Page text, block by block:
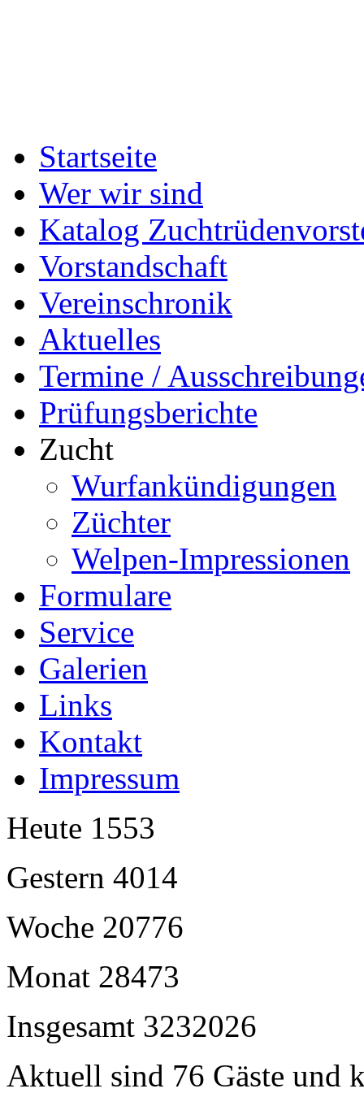
Startseite
Wer wir sind
Katalog
Vorstandschaft
Vereinschronik
Aktuelles
Termine /
Prüfungsberichte
Zucht
Wurfankündigungen
Züchter
Welpen-Impressionen
Formulare
Service
Galerien
Links
Kontakt
Impressum
Heute 1553
Gestern 4014
Woche 20776
Monat 28473
Insgesamt 3232026
Aktuell sind 76 Gäste und